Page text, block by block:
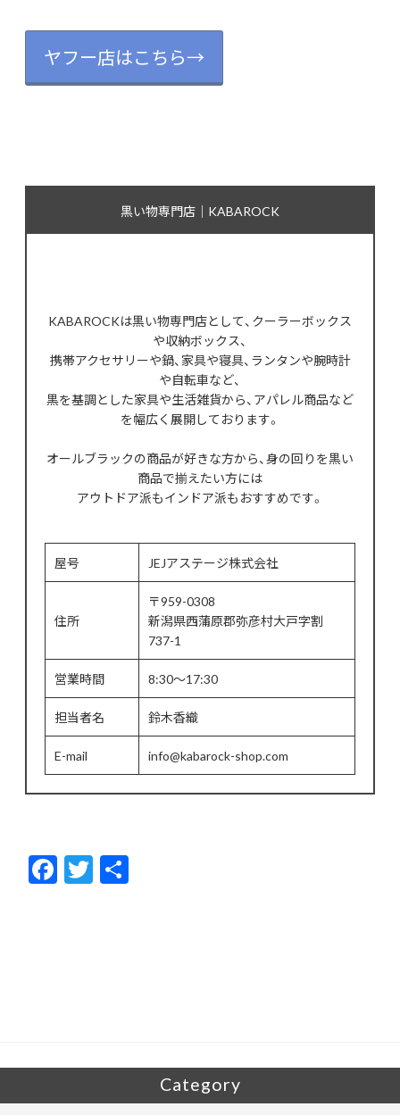
ヤフー店はこちら→
黒い物専門店｜KABAROCK
KABAROCKは黒い物専門店として、クーラーボックス
や収納ボックス、
携帯アクセサリーや鍋、家具や寝具、ランタンや腕時計
や自転車など、
黒を基調とした家具や生活雑貨から、アパレル商品など
を幅広く展開しております。
オールブラックの商品が好きな方から、身の回りを黒い
商品で揃えたい方には
アウトドア派もインドア派もおすすめです。
屋号 JEJアステージ株式会社
住所
〒959-0308
新潟県西蒲原郡弥彦村大戸字割
737-1
営業時間 8:30～17:30
担当者名 鈴木香織
E-mail info@kabarock-shop.com
F
ac
T
w
Category